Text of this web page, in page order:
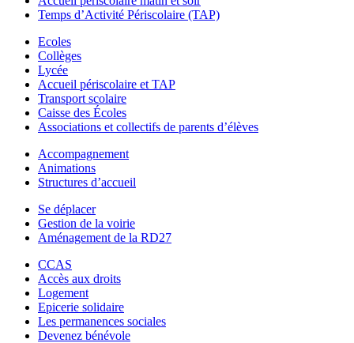
Temps d’Activité Périscolaire (TAP)
Ecoles
Collèges
Lycée
Accueil périscolaire et TAP
Transport scolaire
Caisse des Écoles
Associations et collectifs de parents d’élèves
Accompagnement
Animations
Structures d’accueil
Se déplacer
Gestion de la voirie
Aménagement de la RD27
CCAS
Accès aux droits
Logement
Epicerie solidaire
Les permanences sociales
Devenez bénévole